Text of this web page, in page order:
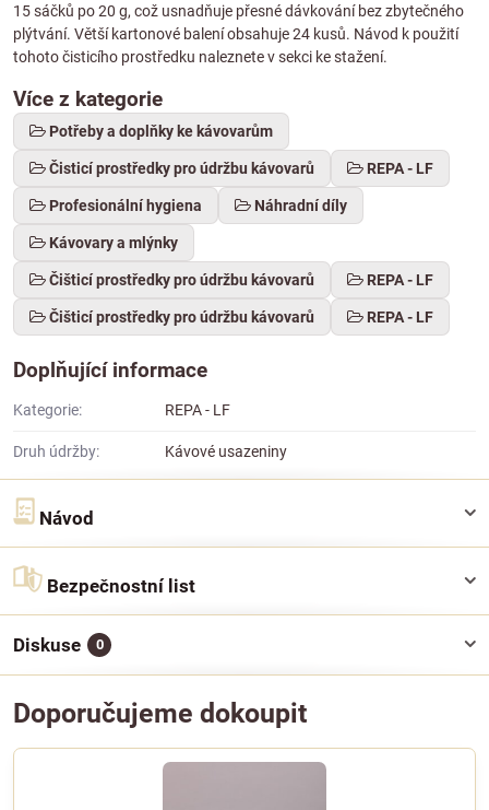
15 sáčků po 20 g, což usnadňuje přesné dávkování bez zbytečného
plýtvání. Větší kartonové balení obsahuje 24 kusů. Návod k použití
tohoto čisticího prostředku naleznete v sekci ke stažení.
Více z kategorie
Potřeby a doplňky ke kávovarům
Čisticí prostředky pro údržbu kávovarů REPA - LF
Profesionální hygiena Náhradní díly
Kávovary a mlýnky
Čišticí prostředky pro údržbu kávovarů REPA - LF
Čišticí prostředky pro údržbu kávovarů REPA - LF
Doplňující informace
Kategorie: REPA - LF
Druh údržby: Kávové usazeniny
Návod
Bezpečnostní list
Diskuse 0
Doporučujeme dokoupit